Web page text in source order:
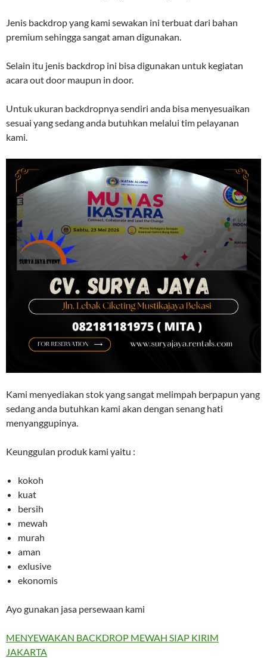
Jenis backdrop yang kami sewakan ini terbuat dari bahan
premium sehingga sangat aman digunakan.
Selain itu jenis backdrop ini bisa digunakan untuk kegiatan
acara out door maupun in door.
Untuk ukuran backdropnya sendiri anda bisa menyesuaikan
sesuai yang sedang anda butuhkan melalui tim pelayanan
kami.
Kami menyediakan stok yang sangat melimpah berpapun yang
sedang anda butuhkan kami akan dengan senang hati
menyanggupinya.
Keunggulan produk kami yaitu :
kokoh
kuat
bersih
mewah
murah
aman
exlusive
ekonomis
Ayo gunakan jasa persewaan kami
MENYEWAKAN BACKDROP MEWAH SIAP KIRIM
JAKARTA